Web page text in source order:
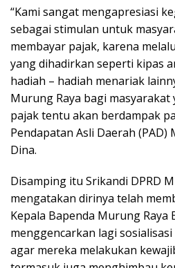
“Kami sangat mengapresiasi
sebagai stimulan untuk
membayar pajak, karena
yang dihadirkan seperti kipas
hadiah – hadiah menariak
Murung Raya bagi
pajak tentu akan berdampak
Pendapatan Asli Daerah (PAD)
Dina.
Disamping itu Srikandi DPRD
mengatakan dirinya telah
Kepala Bapenda Murung Raya
menggencarkan lagi
agar mereka melakukan